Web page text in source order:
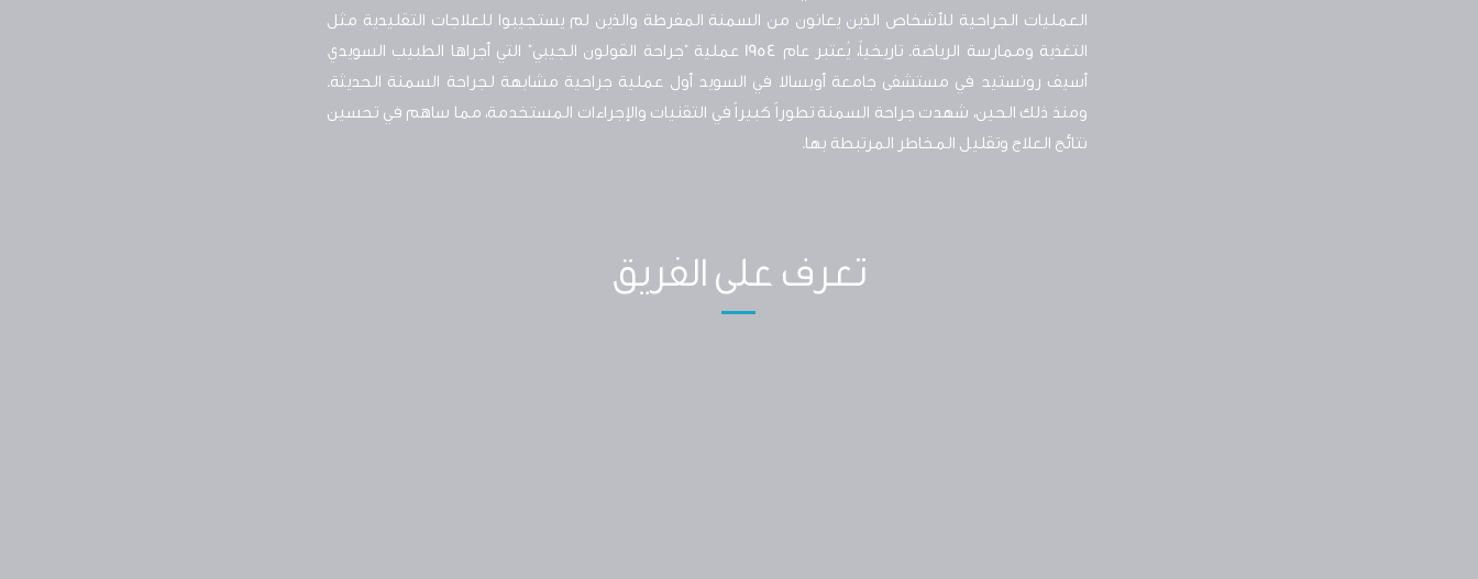
العمليات الجراحية للأشخاص الذين يعانون من السمنة المفرطة والذين لم يستجيبوا للعلاجات التقليدية مثل
التغذية وممارسة الرياضة. تاريخياً، يُعتبر عام 1954 عملية "جراحة القولون الجيبي" التي أجراها الطبيب السويدي
أسيف رونستيد في مستشفى جامعة أوبسالا في السويد أول عملية جراحية مشابهة لجراحة السمنة الحديثة.
ومنذ ذلك الحين، شهدت جراحة السمنة تطوراً كبيراً في التقنيات والإجراءات المستخدمة، مما ساهم في تحسين
نتائج العلاج وتقليل المخاطر المرتبطة بها.
تعرف على الفريق